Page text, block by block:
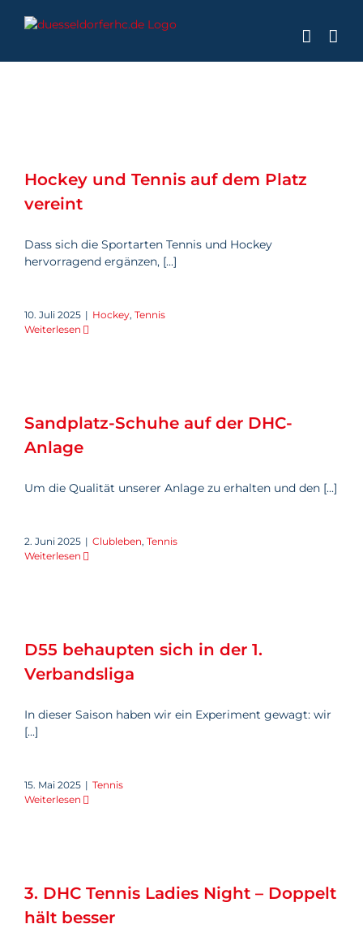
Inhalt
Hockey und Tennis auf dem Platz
vereint
Dass sich die Sportarten Tennis und Hockey
hervorragend ergänzen, [...]
10. Juli 2025 | Hockey, Tennis
Weiterlesen
Sandplatz-Schuhe auf der DHC-
Anlage
Um die Qualität unserer Anlage zu erhalten und den [...]
2. Juni 2025 | Clubleben, Tennis
Weiterlesen
D55 behaupten sich in der 1.
Verbandsliga
In dieser Saison haben wir ein Experiment gewagt: wir
[...]
15. Mai 2025 | Tennis
Weiterlesen
3. DHC Tennis Ladies Night – Doppelt
hält besser